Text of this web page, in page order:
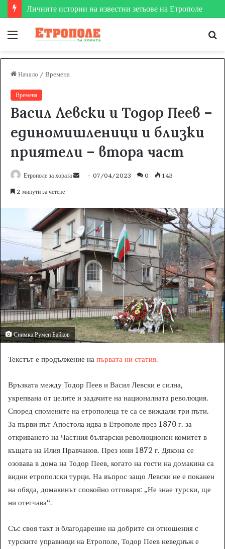
Личните истории на известни зетьове на Етрополе
Меню
Начало / Времена
Времена
Васил Левски и Тодор Пеев –
единомишленици и близки
приятели – втора част
Етрополе за хората
d
n
e
m
l
07/04/2023 0 143
2 минути за четене
Снимка:Румен Байков
Текстът е продължение на първата ни статия.
Връзката между Тодор Пеев и Васил Левски е силна,
укрепвана от целите и задачите на националната революция.
Според спомените на етрополеца те са се виждали три пъти.
За първи път Апостола идва в Етрополе през 1870 г. за
откриването на Частния български революционен комитет в
къщата на Илия Правчанов. През юни 1872 г. Дякона се
озовава в дома на Тодор Пеев, когато на гости на домакина са
видни етрополски турци. На въпрос защо Левски не е поканен
на обяда, домакинът спокойно отговаря: „Не знае турски, ще
ни отегчава“.
Със своя такт и благодарение на добрите си отношения с
турските управници на Етрополе, Тодор Пеев неведнъж е